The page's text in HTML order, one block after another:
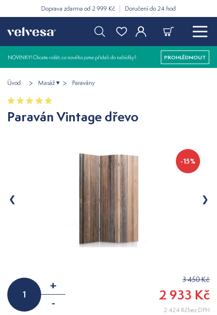
Doprava zdarma od 2 999 Kč Doručení do 24 hod
NOVINKY! Chcete vidět, co nového jsme přidali do nabídky? PROHLÉDNOUT
Úvod Masáž Paravány
Paraván Vintage dřevo
-15%
+
-
3 450 Kč
2 933 Kč
2 424 Kčbez DPH